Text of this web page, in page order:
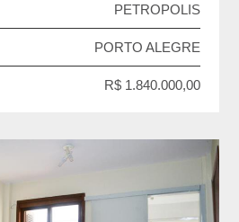
PETROPOLIS
PORTO ALEGRE
R$ 1.840.000,00